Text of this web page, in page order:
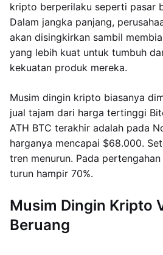
kripto berperilaku seperti pasar
Dalam jangka panjang,
akan disingkirkan sambil
yang lebih kuat untuk tumbuh
kekuatan produk mereka.
Musim dingin kripto biasanya
jual tajam dari harga tertinggi
ATH BTC terakhir adalah pada
harganya mencapai $68.000.
tren menurun. Pada
turun hampir 70%.
Musim Dingin Kripto
Beruang